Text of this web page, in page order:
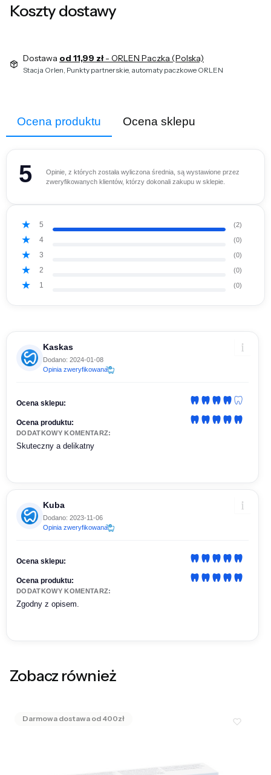
Koszty dostawy
Dostawa od 11,99 zł- ORLEN Paczka (Polska)
Stacja Orlen, Punkty partnerskie, automaty paczkowe ORLEN
Ocena produktu Ocena sklepu
5
Opinie, z których została wyliczona średnia, są wystawione przez
zweryfikowanych klientów, którzy dokonali zakupu w sklepie.
5 (2)
4 (0)
3 (0)
2 (0)
1 (0)
Kaskas
Dodano: 2024-01-08
Opinia zweryfikowana
Ocena sklepu:
Ocena produktu:
DODATKOWY KOMENTARZ:
Skuteczny a delikatny
Kuba
Dodano: 2023-11-06
Opinia zweryfikowana
Ocena sklepu:
Ocena produktu:
DODATKOWY KOMENTARZ:
Zgodny z opisem.
Zobacz również